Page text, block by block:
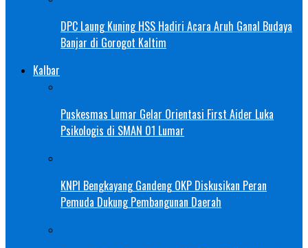
DPC Laung Kuning HSS Hadiri Acara Aruh Ganal Budaya
Banjar di Gorogot Kaltim
Kalbar
Puskesmas Lumar Gelar Orientasi First Aider Luka
Psikologis di SMAN 01 Lumar
KNPI Bengkayang Gandeng OKP Diskusikan Peran
Pemuda Dukung Pembangunan Daerah